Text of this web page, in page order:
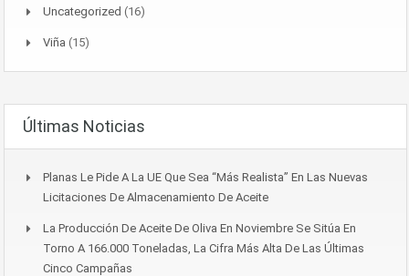
Uncategorized (16)
Viña (15)
Últimas Noticias
Planas Le Pide A La UE Que Sea “más Realista” En Las Nuevas
Licitaciones De Almacenamiento De Aceite
La Producción De Aceite De Oliva En Noviembre Se Sitúa En
Torno A 166.000 Toneladas, La Cifra Más Alta De Las Últimas
Cinco Campañas